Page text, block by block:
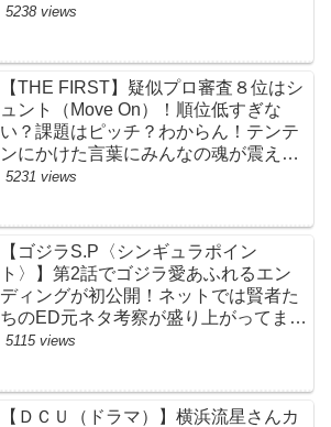
想批判原作犯人キャスト脚本あらすじ
5238 views
【THE FIRST】疑似プロ審査８位はシ
ュント（Move On）！順位低すぎな
い？課題はピッチ？わからん！テンテ
ンにかけた言葉にみんなの魂が震えて
ます…【ザファースト・ネットのネタ
5231 views
【ゴジラS.P〈シンギュラポイン
ト〉】第2話でゴジラ愛あふれるエン
ディングが初公開！ネットでは賢者た
ちのED元ネタ考察が盛り上がってま
す！モスラやメカゴジラ（機龍）も登
5115 views
【ＤＣＵ（ドラマ）】横浜流星さんカ